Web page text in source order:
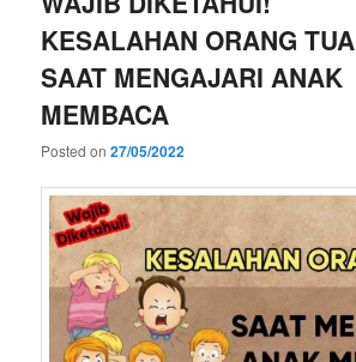
KESALAHAN ORANG TUA
SAAT MENGAJARI ANAK
MEMBACA
Posted on27/05/2022